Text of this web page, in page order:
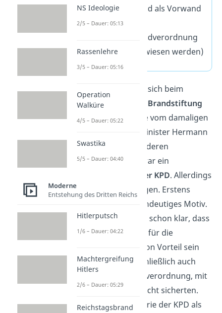
Reichstagsbrand als Vorwand
für die
Reichstagsbrandverordnung
(konnte nie bewiesen werden)
Es steht fest, dass es sich beim
Reichstagsbrand um Brandstiftung
handelte. Die Theorie vom damaligen
preußischen Innenminister Hermann
Göring und vielen anderen
Nationalsozialisten war ein
Aufstandsversuch der KPD. Allerdings
spricht einiges dagegen. Erstens
fehlte der KPD ein eindeutiges Motiv.
Zweitens war damals schon klar, dass
der Reichstagsbrand für die
Nationalsozialisten von Vorteil sein
würde. So kam es schließlich auch
zur Reichstagsbrandverordnung, mit
der die Nazis ihre Macht sicherten.
Deshalb gilt die Theorie der KPD als
NS Ideologie
2/5 – Dauer: 05:13
Rassenlehre
3/5 – Dauer: 05:16
Operation
Walküre
4/5 – Dauer: 05:22
Swastika
5/5 – Dauer: 04:40
Moderne
Entstehung des Dritten Reichs
Hitlerputsch
1/6 – Dauer: 04:22
Machtergreifung
Hitlers
2/6 – Dauer: 05:29
Reichstagsbrand